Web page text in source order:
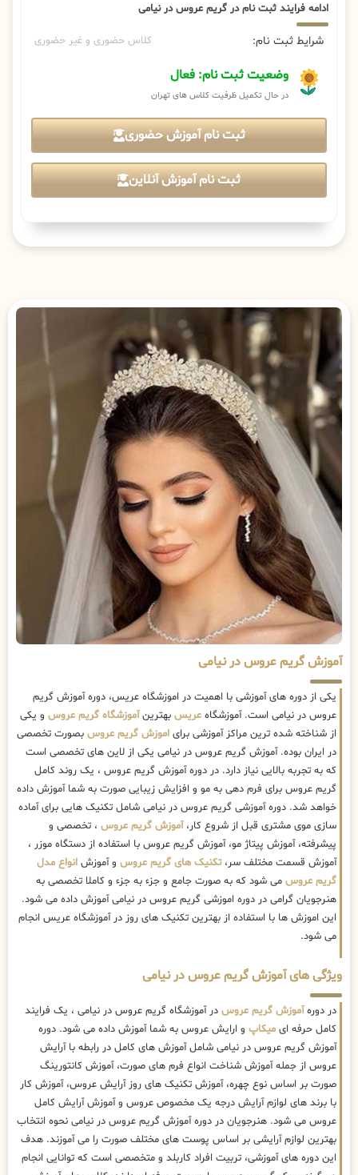
ادامه فرایند ثبت نام در گریم عروس در نیامی
شرایط ثبت نام: کلاس حضوری و غیر حضوری
وضعیت ثبت نام: فعال
در حال تکمیل ظرفیت کلاس های تهران
ثبت نام آموزش حضوری
ثبت نام آموزش آنلاین
آموزش گریم عروس در نیامی
یکی از دوره های آموزشی با اهمیت در اموزشگاه عریس، دوره آموزش گریم
عروس در نیامی است. آموزشگاه عریس بهترینآموزشگاه گریم عروس و یکی
از شناخته شده ترین مراکز آموزشی برای اموزش گریم عروس بصورت تخصصی
در ایران بوده. آموزش گریم عروس در نیامی یکی از لاین های تخصصی است
که به تجربه بالایی نیاز دارد. در دوره آموزش گریم عروس ، یک روند کامل
گریم عروس برای فرم دهی به مو و افزایش زیبایی صورت به شما آموزش داده
خواهد شد. دوره آموزشی گریم عروس در نیامی شامل تکنیک هایی برای آماده
سازی موی مشتری قبل از شروع کار،آموزش گریم عروس ، تخصصی و
پیشرفته، آموزش پیتاژ مو، آموزش گریم عروس با استفاده از دستگاه موزر ،
آموزش قسمت مختلف سر،تکنیک های گریم عروس و آموزش انواع مدل
گریم عروس می شود که به صورت جامع و جزء به جزء و کاملا تخصصی به
هنرجویان گرامی در دوره اموزشی گریم عروس در نیامی آموزش داده می شود.
این اموزش ها با استفاده از بهترین تکنیک های روز در آموزشگاه عریس انجام
می شود.
ویژگی های آموزش گریم عروس در نیامی
در دورهآموزش گریم عروس در آموزشگاه گریم عروس در نیامی ، یک فرایند
کامل حرفه ای میکاپ و ارایش عروس به شما آموزش داده می شود. دوره
آموزش گریم عروس در نیامی شامل آموزش های کامل در رابطه با آرایش
عروس از جمله آموزش شناخت انواع فرم های صورت، آموزش کانتورینگ
صورت بر اساس نوع چهره، آموزش تکنیک های روز آرایش عروس، آموزش کار
با برند های لوازم آرایش درجه یک مخصوص عروس و آموزش آرایش کامل
عروس می شود. هنرجویان در دوره آموزش گریم عروس در نیامی نحوه انتخاب
بهترین لوازم آرایشی بر اساس پوست های مختلف صورت را می آموزند. هدف
این دوره های آموزشی، تربیت افراد کاربلد و متخصصی است که توانایی انجام